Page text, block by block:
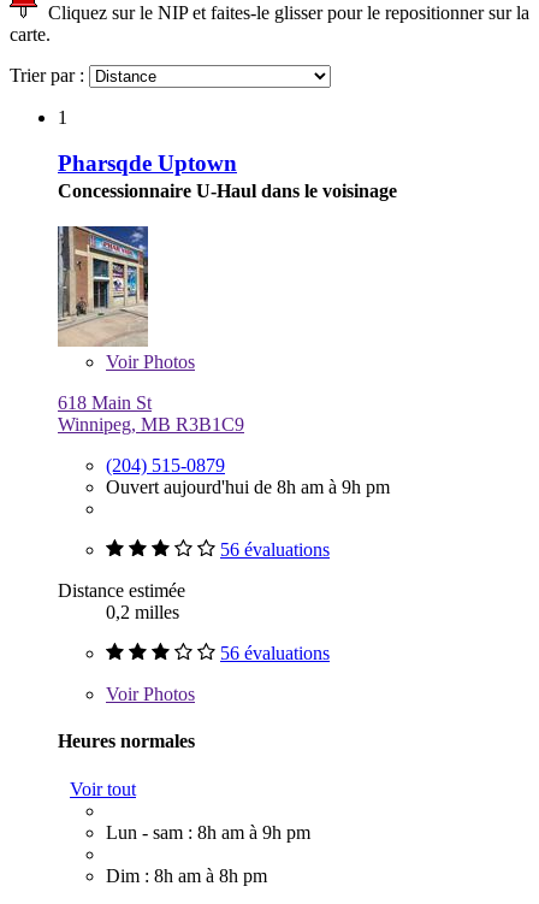
Cliquez sur le NIP et faites-le glisser pour le repositionner sur la
carte.
Trier par :
1
Pharsqde Uptown
Concessionnaire U-Haul dans le voisinage
VoirPhotos
618 Main St
Winnipeg, MB R3B1C9
(204) 515-0879
Ouvert aujourd'hui de 8h am à 9h pm
56 évaluations
Distance estimée
0,2 milles
56 évaluations
VoirPhotos
Heures normales
Voir tout
Lun - sam : 8h am à 9h pm
Dim : 8h am à 8h pm